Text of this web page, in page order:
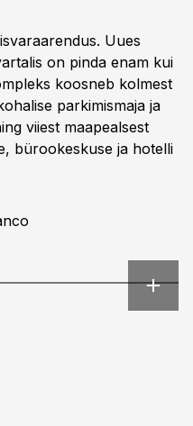
Uues
on pinda enam kui
koosneb kolmest
parkimismaja ja
viiest maapealsest
bürookeskuse ja hotelli